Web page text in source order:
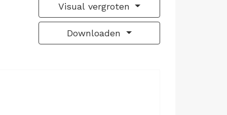
Visual vergroten
Downloaden